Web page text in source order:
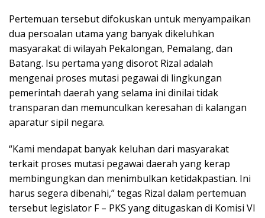
Pertemuan tersebut difokuskan untuk menyampaikan
dua persoalan utama yang banyak dikeluhkan
masyarakat di wilayah Pekalongan, Pemalang, dan
Batang. Isu pertama yang disorot Rizal adalah
mengenai proses mutasi pegawai di lingkungan
pemerintah daerah yang selama ini dinilai tidak
transparan dan memunculkan keresahan di kalangan
aparatur sipil negara.
“Kami mendapat banyak keluhan dari masyarakat
terkait proses mutasi pegawai daerah yang kerap
membingungkan dan menimbulkan ketidakpastian. Ini
harus segera dibenahi,” tegas Rizal dalam pertemuan
tersebut legislator F – PKS yang ditugaskan di Komisi VI